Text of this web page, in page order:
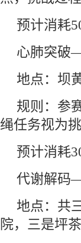
预计消耗
心肺突破
地点：坝
规则：参
绳任务视为挑
预计消耗
代谢解码
地点：共
院，三是坪